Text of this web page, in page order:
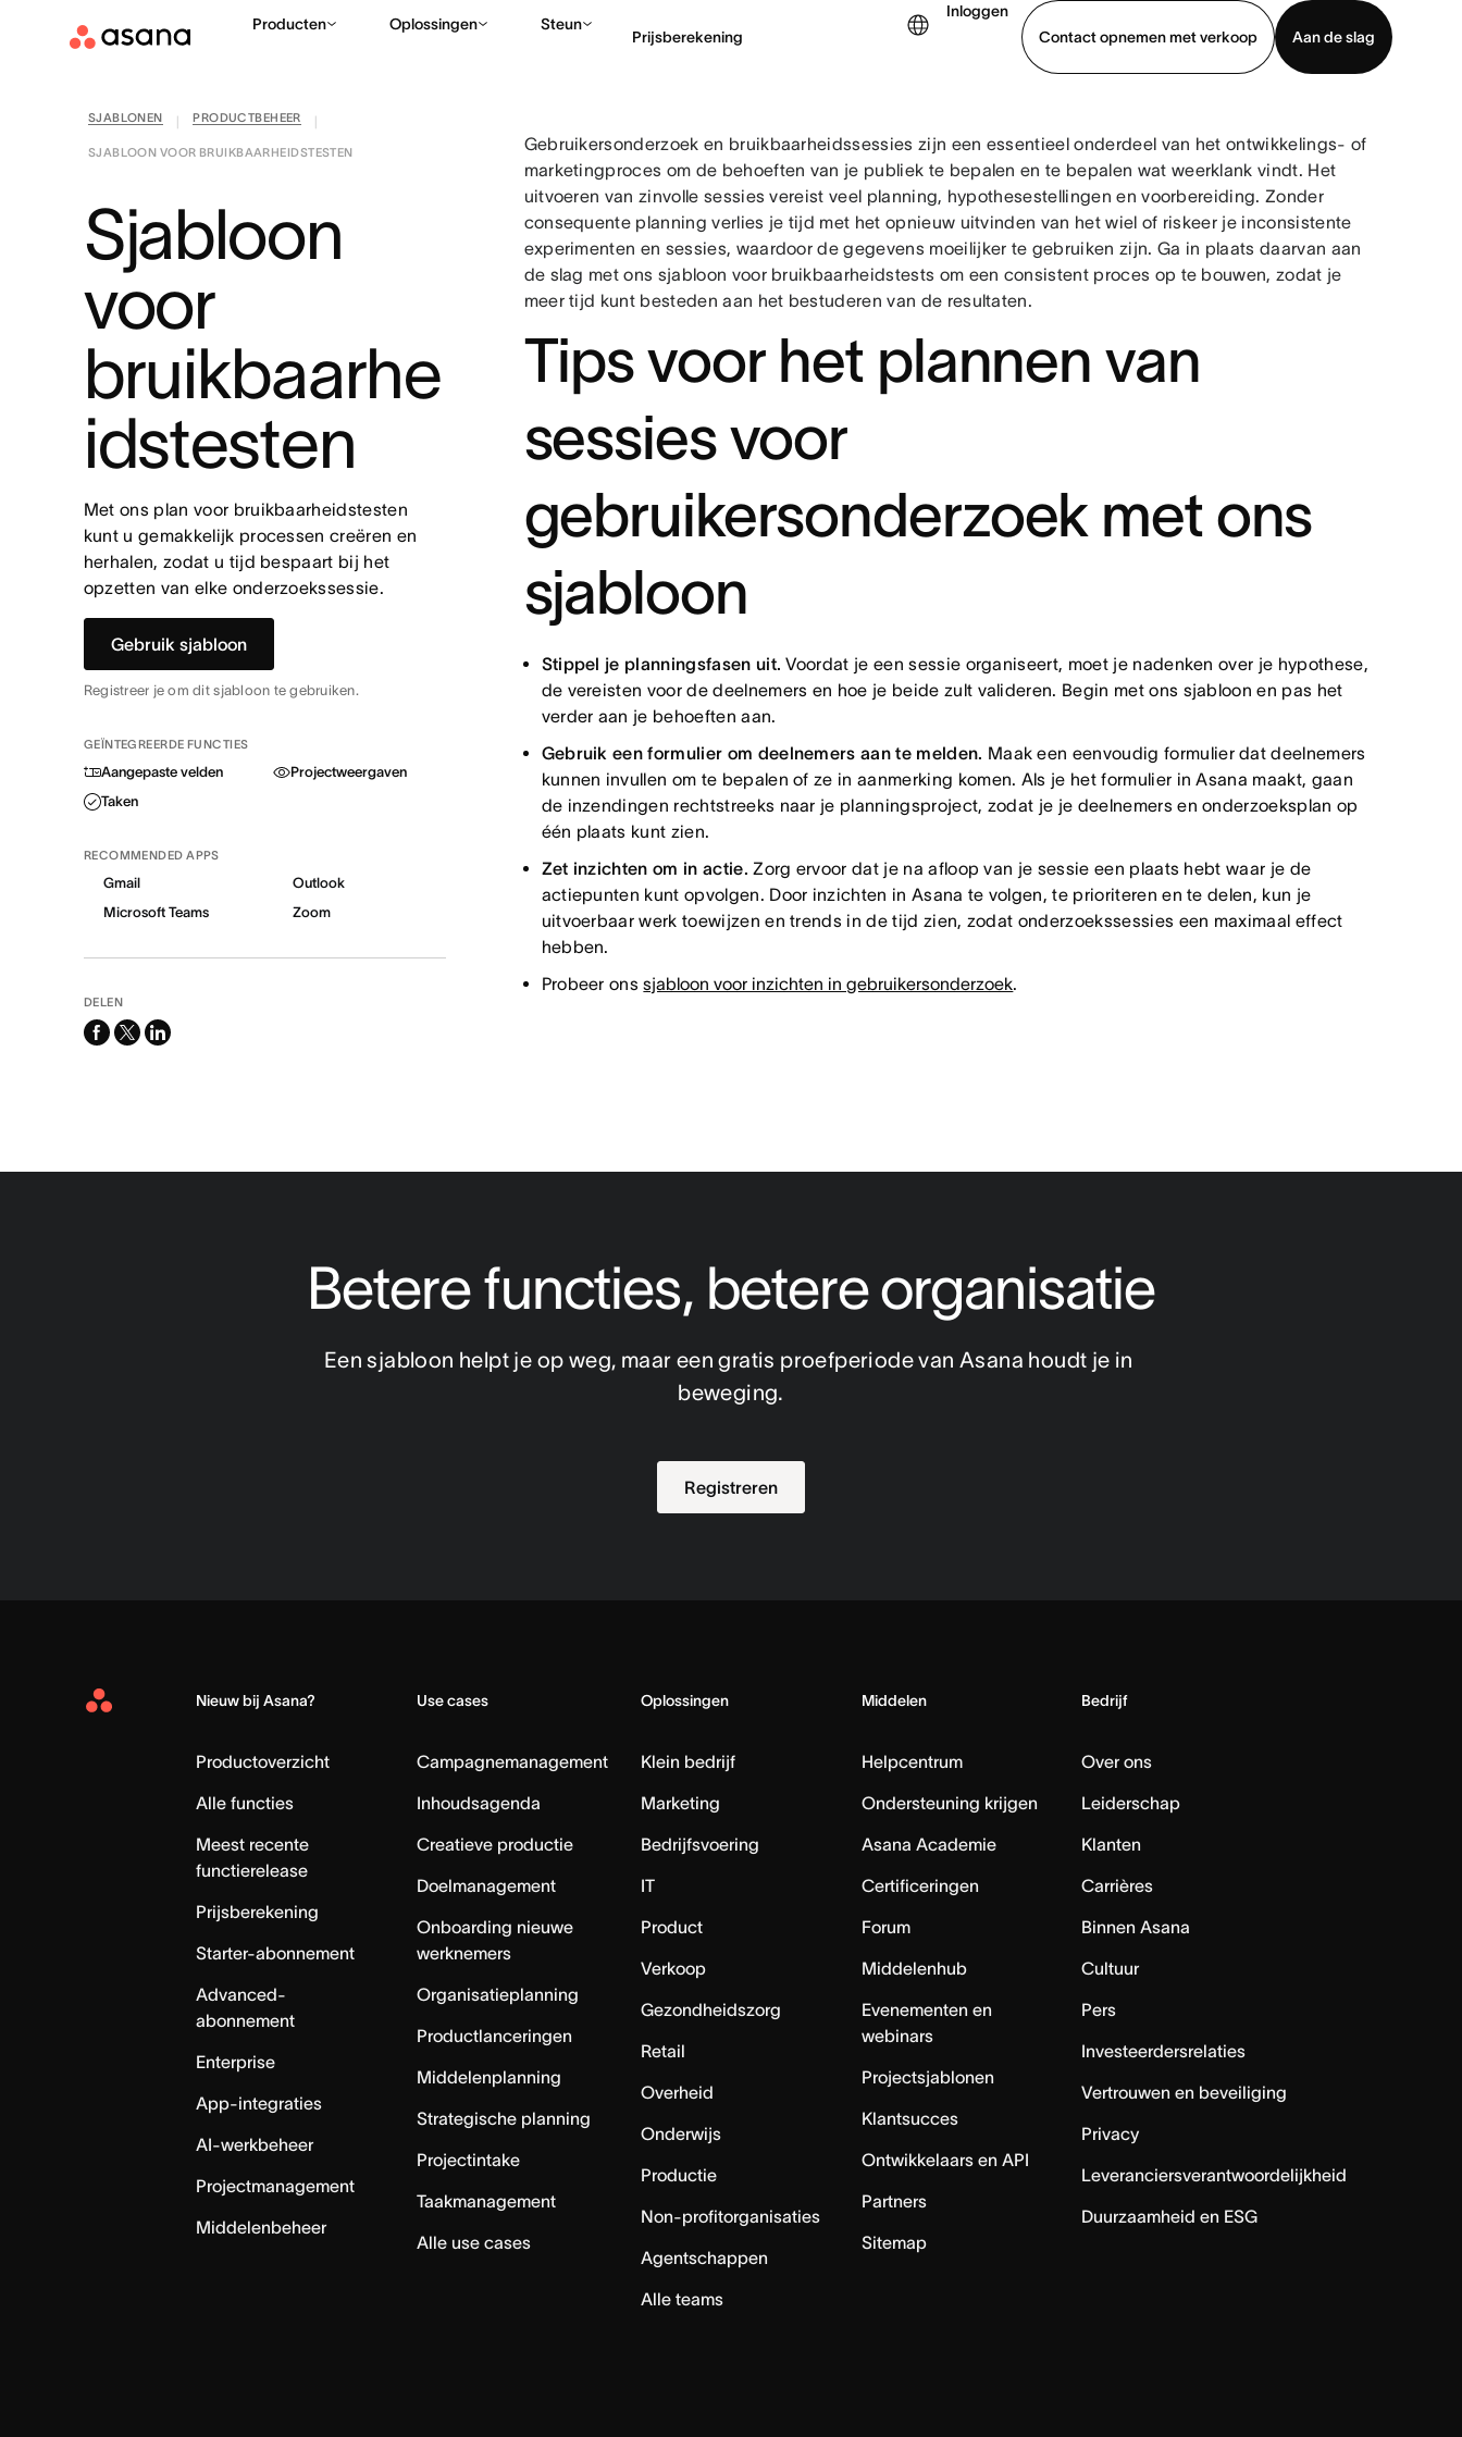
Producten Oplossingen Steun
Prijsberekening
Inloggen
Contact opnemen met verkoop
Aan de slag
SJABLONEN PRODUCTBEHEER
SJABLOON VOOR BRUIKBAARHEIDSTESTEN
Sjabloon
voor
bruikbaarhe
idstesten
Met ons plan voor bruikbaarheidstesten
kunt u gemakkelijk processen creëren en
herhalen, zodat u tijd bespaart bij het
opzetten van elke onderzoekssessie.
Gebruik sjabloon
Registreer je om dit sjabloon te gebruiken.
GEÏNTEGREERDE FUNCTIES
Aangepaste velden
Projectweergaven
Taken
RECOMMENDED APPS
Gmail
Outlook
Microsoft Teams
Zoom
DELEN
facebook
x-
linkedin
Gebruikersonderzoek en bruikbaarheidssessies zijn een essentieel onderdeel van het ontwikkelings- of
marketingproces om de behoeften van je publiek te bepalen en te bepalen wat weerklank vindt. Het
uitvoeren van zinvolle sessies vereist veel planning, hypothesestellingen en voorbereiding. Zonder
consequente planning verlies je tijd met het opnieuw uitvinden van het wiel of riskeer je inconsistente
experimenten en sessies, waardoor de gegevens moeilijker te gebruiken zijn. Ga in plaats daarvan aan
de slag met ons sjabloon voor bruikbaarheidstests om een consistent proces op te bouwen, zodat je
meer tijd kunt besteden aan het bestuderen van de resultaten.
Tips voor het plannen van
sessies voor
gebruikersonderzoek met ons
sjabloon
Stippel je planningsfasen uit. Voordat je een sessie organiseert, moet je nadenken over je hypothese,
de vereisten voor de deelnemers en hoe je beide zult valideren. Begin met ons sjabloon en pas het
verder aan je behoeften aan.
Gebruik een formulier om deelnemers aan te melden. Maak een eenvoudig formulier dat deelnemers
kunnen invullen om te bepalen of ze in aanmerking komen. Als je het formulier in Asana maakt, gaan
de inzendingen rechtstreeks naar je planningsproject, zodat je je deelnemers en onderzoeksplan op
één plaats kunt zien.
Zet inzichten om in actie. Zorg ervoor dat je na afloop van je sessie een plaats hebt waar je de
actiepunten kunt opvolgen. Door inzichten in Asana te volgen, te prioriteren en te delen, kun je
uitvoerbaar werk toewijzen en trends in de tijd zien, zodat onderzoekssessies een maximaal effect
hebben.
Probeer onssjabloon voor inzichten in gebruikersonderzoek.
Betere functies, betere organisatie
Een sjabloon helpt je op weg, maar een gratis proefperiode van Asana houdt je in
beweging.
Registreren
Asana
Nieuw bij Asana?
Productoverzicht
Alle functies
Meest recente
functierelease
Prijsberekening
Starter-abonnement
Advanced-
abonnement
Enterprise
App-integraties
AI-werkbeheer
Projectmanagement
Middelenbeheer
Use cases
Campagnemanagement
Inhoudsagenda
Creatieve productie
Doelmanagement
Onboarding nieuwe
werknemers
Organisatieplanning
Productlanceringen
Middelenplanning
Strategische planning
Projectintake
Taakmanagement
Alle use cases
Oplossingen
Klein bedrijf
Marketing
Bedrijfsvoering
IT
Product
Verkoop
Gezondheidszorg
Retail
Overheid
Onderwijs
Productie
Non-profitorganisaties
Agentschappen
Alle teams
Middelen
Helpcentrum
Ondersteuning krijgen
Asana Academie
Certificeringen
Forum
Middelenhub
Evenementen en
webinars
Projectsjablonen
Klantsucces
Ontwikkelaars en API
Partners
Sitemap
Bedrijf
Over ons
Leiderschap
Klanten
Carrières
Binnen Asana
Cultuur
Pers
Investeerdersrelaties
Vertrouwen en beveiliging
Privacy
Leveranciersverantwoordelijkheid
Duurzaamheid en ESG